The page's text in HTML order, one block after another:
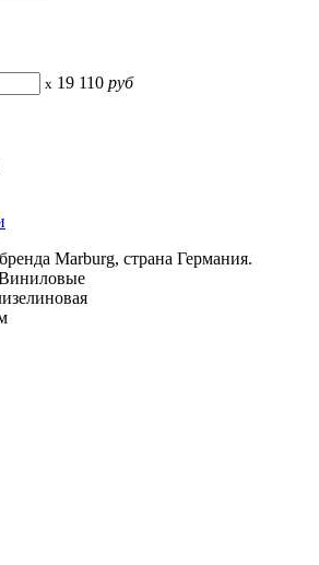
x 19 110 руб
Marburg, страна Германия.